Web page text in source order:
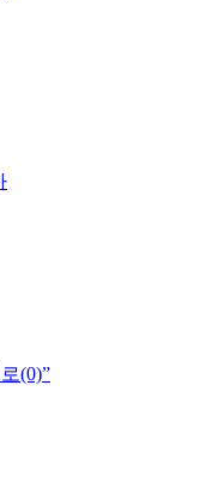
(0)”